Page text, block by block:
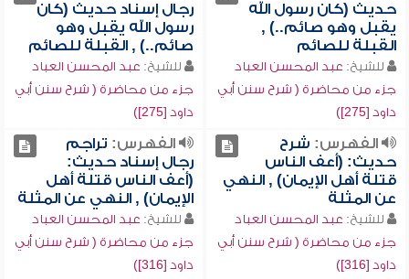
حديث (كان رسول الله
يقبل وهو صائم..) ,
القبلة للصائم
للشيخ: عبد المحسن العباد
جزء من محاضرة ( شرح سنن أبي
داود [275])
رجال إسناد حديث (كان
رسول الله يقبل وهو
صائم..) , القبلة للصائم
للشيخ: عبد المحسن العباد
جزء من محاضرة ( شرح سنن أبي
داود [275])
الفهرس: شرح
حديث: (أعف الناس
قتلة أهل الإيمان) , النهي
عن المثلة
للشيخ: عبد المحسن العباد
جزء من محاضرة ( شرح سنن أبي
داود [316])
الفهرس: تراجم
رجال إسناد حديث:
(أعف الناس قتلة أهل
الإيمان) , النهي عن المثلة
للشيخ: عبد المحسن العباد
جزء من محاضرة ( شرح سنن أبي
داود [316])